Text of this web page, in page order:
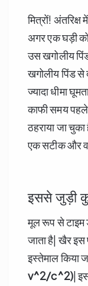
मित्रों!
अगर एक घड़ी
उस खगोलीय
खगोलीय पिंड से
ज्यादा धीमा
काफी समय पहले
ठहराया जा
एक सटीक और
इससे जुड़ी
मूल रूप से
जाता है| खैर
इस्तेमाल किया
v^2/c^2)|